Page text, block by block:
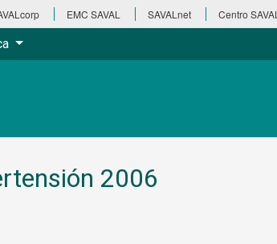
EMC SAVAL SAVALnet Centro SAVAL
2006